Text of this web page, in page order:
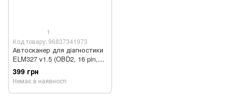
1
Код товару: 96837341973
Автосканер для діагностики
ELM327 v1.5 (OBD2, 16 pin,
bluetooth, 2 плати)
399 грн
Немає в наявності